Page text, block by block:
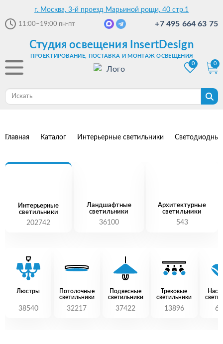
г. Москва, 3-й проезд Марьиной рощи, 40 стр.1
11:00–19:00 пн-пт +7 495 664 63 75
Студия освещения InsertDesign
ПРОЕКТИРОВАНИЕ, ПОСТАВКА И МОНТАЖ ОСВЕЩЕНИЯ
0
0
Главная Каталог Интерьерные светильники
Интерьерные
светильники
202742
Ландшафтные
светильники
36100
Архитектурные
светильники
543
Люстры
38540
Потолочные
светильники
32217
Подвесные
светильники
37422
Трековые
светильники
13896